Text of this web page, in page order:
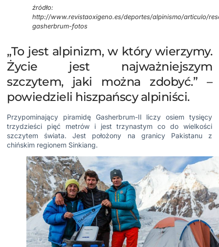
źródło:
http://www.revistaoxigeno.es/deportes/alpinismo/articulo/
gasherbrum-fotos
„To jest alpinizm, w który wierzymy.
Życie jest najważniejszym
szczytem, jaki można zdobyć.” –
powiedzieli hiszpańscy alpiniści.
Przypominający piramidę Gasherbrum-II liczy osiem tysięcy
trzydzieści pięć metrów i jest trzynastym co do wielkości
szczytem świata. Jest położony na granicy Pakistanu z
chińskim regionem Sinkiang.